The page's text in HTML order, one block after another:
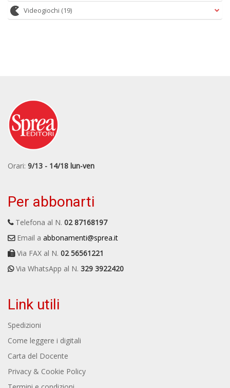
Videogiochi (19)
Orari: 9/13 - 14/18 lun-ven
Per abbonarti
Telefona al N. 02 87168197
Email a abbonamenti@sprea.it
Via FAX al N. 02 56561221
Via WhatsApp al N. 329 3922420
Link utili
Spedizioni
Come leggere i digitali
Carta del Docente
Privacy & Cookie Policy